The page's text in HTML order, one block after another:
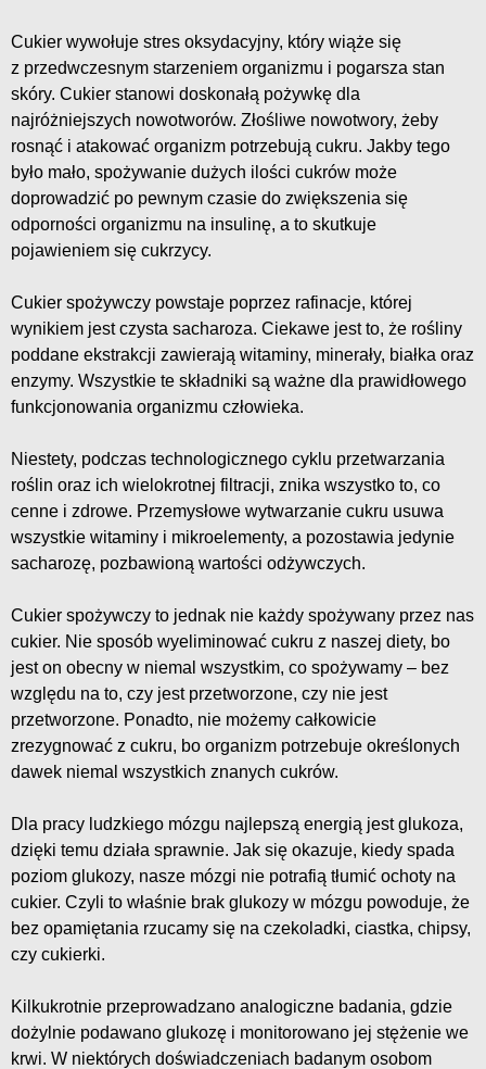
Cukier wywołuje stres oksydacyjny, który wiąże się
z przedwczesnym starzeniem organizmu i pogarsza stan
skóry. Cukier stanowi doskonałą pożywkę dla
najróżniejszych nowotworów. Złośliwe nowotwory, żeby
rosnąć i atakować organizm potrzebują cukru. Jakby tego
było mało, spożywanie dużych ilości cukrów może
doprowadzić po pewnym czasie do zwiększenia się
odporności organizmu na insulinę, a to skutkuje
pojawieniem się cukrzycy.
Cukier spożywczy powstaje poprzez rafinacje, której
wynikiem jest czysta sacharoza. Ciekawe jest to, że rośliny
poddane ekstrakcji zawierają witaminy, minerały, białka oraz
enzymy. Wszystkie te składniki są ważne dla prawidłowego
funkcjonowania organizmu człowieka.
Niestety, podczas technologicznego cyklu przetwarzania
roślin oraz ich wielokrotnej filtracji, znika wszystko to, co
cenne i zdrowe. Przemysłowe wytwarzanie cukru usuwa
wszystkie witaminy i mikroelementy, a pozostawia jedynie
sacharozę, pozbawioną wartości odżywczych.
Cukier spożywczy to jednak nie każdy spożywany przez nas
cukier. Nie sposób wyeliminować cukru z naszej diety, bo
jest on obecny w niemal wszystkim, co spożywamy – bez
względu na to, czy jest przetworzone, czy nie jest
przetworzone. Ponadto, nie możemy całkowicie
zrezygnować z cukru, bo organizm potrzebuje określonych
dawek niemal wszystkich znanych cukrów.
Dla pracy ludzkiego mózgu najlepszą energią jest glukoza,
dzięki temu działa sprawnie. Jak się okazuje, kiedy spada
poziom glukozy, nasze mózgi nie potrafią tłumić ochoty na
cukier. Czyli to właśnie brak glukozy w mózgu powoduje, że
bez opamiętania rzucamy się na czekoladki, ciastka, chipsy,
czy cukierki.
Kilkukrotnie przeprowadzano analogiczne badania, gdzie
dożylnie podawano glukozę i monitorowano jej stężenie we
krwi. W niektórych doświadczeniach badanym osobom